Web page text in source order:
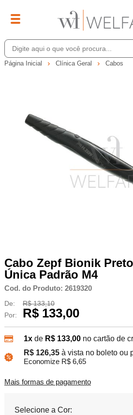
Página Inicial Clínica Geral Cabos
Cabo Zepf Bionik
Única Padrão M4
Cod. do Produto: 2619320
De:
R$ 133,10
Por:
R$ 133,00
1xde R$ 133,00 no cartão de
R$ 126,35 à vista no boleto ou
Economize R$ 6,65
Mais formas de pagamento
Selecione a Cor: